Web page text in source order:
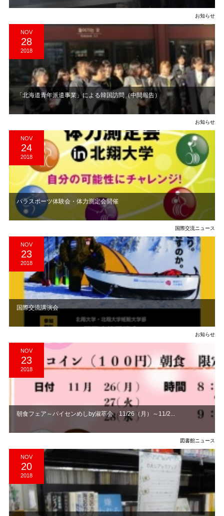
お知らせ
NOV
28
2018
「北海道青年派遣事業」による韓国訪問（中間報告）
お知らせ
NOV
24
2018
パラスポーツ体験会・体力測定会開催
国際交流ニュース
NOV
23
2018
国際交流講演会
お知らせ
NOV
23
2018
朝食フェア～パイセンめしby淑萃会 11/26（月）～11/2...
図書館ニュース
NOV
20
2018